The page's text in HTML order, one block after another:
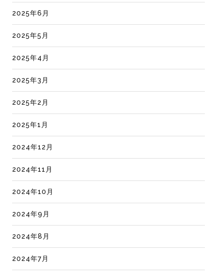
2025年6月
2025年5月
2025年4月
2025年3月
2025年2月
2025年1月
2024年12月
2024年11月
2024年10月
2024年9月
2024年8月
2024年7月